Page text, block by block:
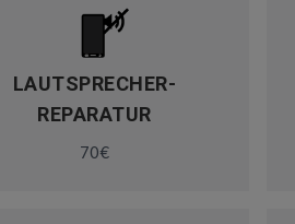
LAUTSPRECHER-
REPARATUR
70€